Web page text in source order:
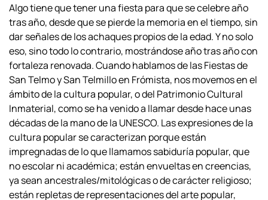
Algo tiene que tener una fiesta para que se celebre año
tras año, desde que sepierde la memoria en el tiempo, sin
dar señales de los achaques propios de la edad. Yno solo
eso, sino todo lo contrario, mostrándose año tras año con
fortaleza renovada.Cuando hablamos de las Fiestas de
San Telmo y San Telmillo en Frómista, nosmovemos en el
ámbito de la cultura popular, o del Patrimonio Cultural
Inmaterial,como se ha venido a llamar desde hace unas
décadas de la mano de la UNESCO. Lasexpresiones de la
cultura popular se caracterizan porque están
impregnadas de lo quellamamos sabiduría popular, que
no escolar ni académica; están envueltas encreencias,
ya sean ancestrales/mitológicas o de carácter religioso;
están repletas derepresentaciones del arte popular,